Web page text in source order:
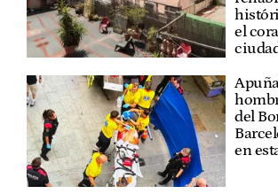
el
del
en